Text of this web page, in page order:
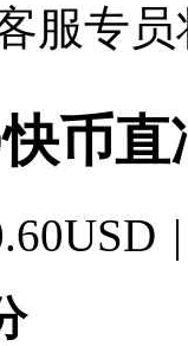
服专
币直